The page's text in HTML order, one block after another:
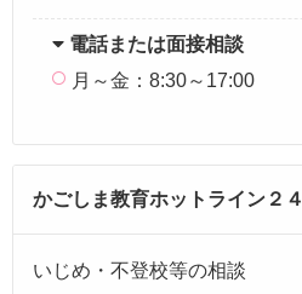
電話または面接相談
月～金：8:30～17:00
かごしま教育ホットライン２４
いじめ・不登校等の相談